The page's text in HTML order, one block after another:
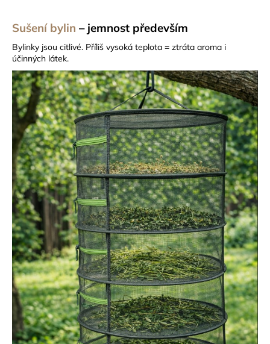
Sušení bylin – jemnost především
Bylinky jsou citlivé. Příliš vysoká teplota = ztráta aroma i
účinných látek.
e
m
e
SUŠÍCÍ
SÍŤ
SUŠINKA
ČERNÁ
OVÁLNÁ
S
ORANŽOVÝM
ZIPEM,
6
PATER
319
Kč